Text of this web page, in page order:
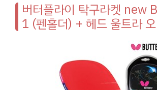
버터플라이 탁구라켓 new
1 (펜홀더) + 헤드 울트라